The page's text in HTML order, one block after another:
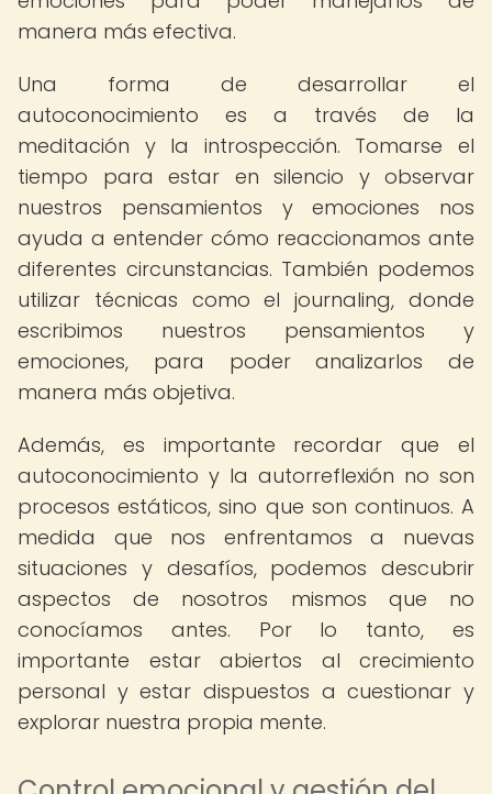
manera más efectiva.
Una forma de desarrollar el
autoconocimiento es a través de la
meditación y la introspección. Tomarse el
tiempo para estar en silencio y observar
nuestros pensamientos y emociones nos
ayuda a entender cómo reaccionamos ante
diferentes circunstancias. También podemos
utilizar técnicas como el journaling, donde
escribimos nuestros pensamientos y
emociones, para poder analizarlos de
manera más objetiva.
Además, es importante recordar que el
autoconocimiento y la autorreflexión no son
procesos estáticos, sino que son continuos. A
medida que nos enfrentamos a nuevas
situaciones y desafíos, podemos descubrir
aspectos de nosotros mismos que no
conocíamos antes. Por lo tanto, es
importante estar abiertos al crecimiento
personal y estar dispuestos a cuestionar y
explorar nuestra propia mente.